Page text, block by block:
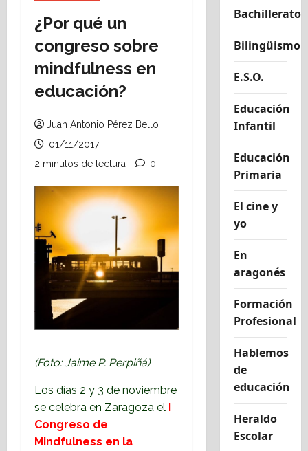
¿Por qué un
congreso sobre
mindfulness en
educación?
Juan Antonio Pérez Bello
01/11/2017
2 minutos de lectura
0
(Foto: Jaime P. Perpiñá)
Los días 2 y 3 de noviembre
se celebra en Zaragoza el I
Congreso de
Mindfulness en la
Bachillerato
Bilingüismo
E.S.O.
Educación
Infantil
Educación
Primaria
El cine y
yo
En
aragonés
Formación
Profesional
Hablemos
de
educación
Heraldo
Escolar